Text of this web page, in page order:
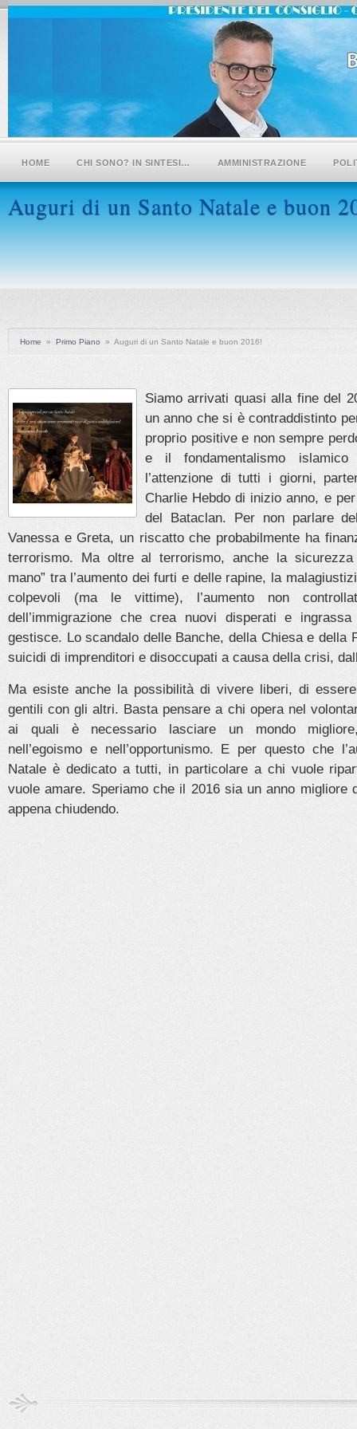
HOME CHI SONO? IN SINTESI… AMMINISTRAZIONE
Auguri di un Santo Natale e buon
Home » Primo Piano » Auguri di un Santo Natale e buon 2016!
Siamo arrivati quasi alla fine del
un anno che si è contraddistinto
proprio positive e non sempre
e il fondamentalismo islamico
l’attenzione di tutti i giorni,
Charlie Hebdo di inizio anno, e
del Bataclan. Per non parlare
Vanessa e Greta, un riscatto che probabilmente ha
terrorismo. Ma oltre al terrorismo, anche la sicurezza
mano” tra l’aumento dei furti e delle rapine, la
colpevoli (ma le vittime), l’aumento non
dell’immigrazione che crea nuovi disperati e
gestisce. Lo scandalo delle Banche, della Chiesa e della
suicidi di imprenditori e disoccupati a causa della crisi,
Ma esiste anche la possibilità di vivere liberi, di
gentili con gli altri. Basta pensare a chi opera nel
ai quali è necessario lasciare un mondo
nell’egoismo e nell’opportunismo. E per questo che
Natale è dedicato a tutti, in particolare a chi vuole
vuole amare. Speriamo che il 2016 sia un anno migliore
appena chiudendo.